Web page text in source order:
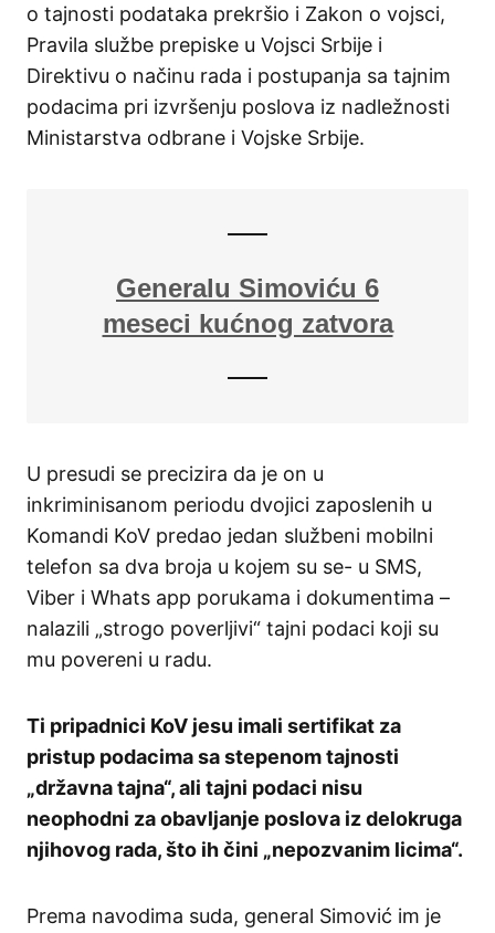
o tajnosti podataka prekršio i Zakon o vojsci,
Pravila službe prepiske u Vojsci Srbije i
Direktivu o načinu rada i postupanja sa tajnim
podacima pri izvršenju poslova iz nadležnosti
Ministarstva odbrane i Vojske Srbije.
Generalu Simoviću 6
meseci kućnog zatvora
U presudi se precizira da je on u
inkriminisanom periodu dvojici zaposlenih u
Komandi KoV predao jedan službeni mobilni
telefon sa dva broja u kojem su se- u SMS,
Viber i Whats app porukama i dokumentima –
nalazili „strogo poverljivi“ tajni podaci koji su
mu povereni u radu.
Ti pripadnici KoV jesu imali sertifikat za
pristup podacima sa stepenom tajnosti
„državna tajna“, ali tajni podaci nisu
neophodni za obavljanje poslova iz delokruga
njihovog rada, što ih čini „nepozvanim licima“.
Prema navodima suda, general Simović im je